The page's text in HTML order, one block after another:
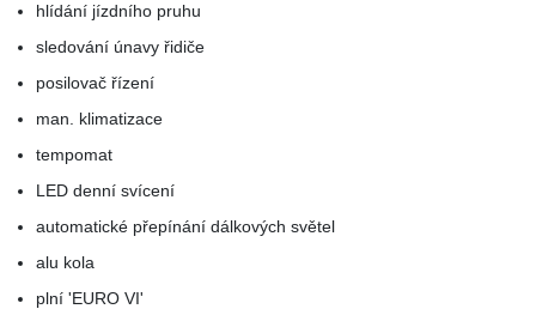
hlídání jízdního pruhu
sledování únavy řidiče
posilovač řízení
man. klimatizace
tempomat
LED denní svícení
automatické přepínání dálkových světel
alu kola
plní 'EURO VI'